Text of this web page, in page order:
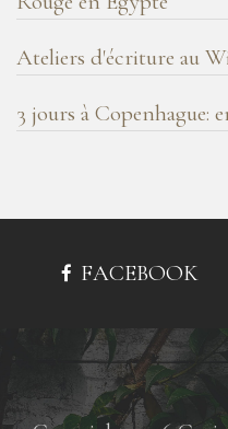
Ateliers d'écriture au
3 jours à Copenhague:
FACEBOOK